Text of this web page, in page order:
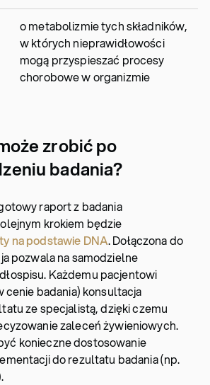
o metabolizmie tych składników,
w których nieprawidłowości
mogą przyspieszać procesy
chorobowe w organizmie
zrobić po
badania?
raport z badania
krokiem będzie
na podstawie DNA. Dołączona do
pozwala na samodzielne
Każdemu pacjentowi
cenie badania) konsultacja
ze specjalistą, dzięki czemu
zaleceń żywieniowych.
konieczne dostosowanie
do rezultatu badania (np.